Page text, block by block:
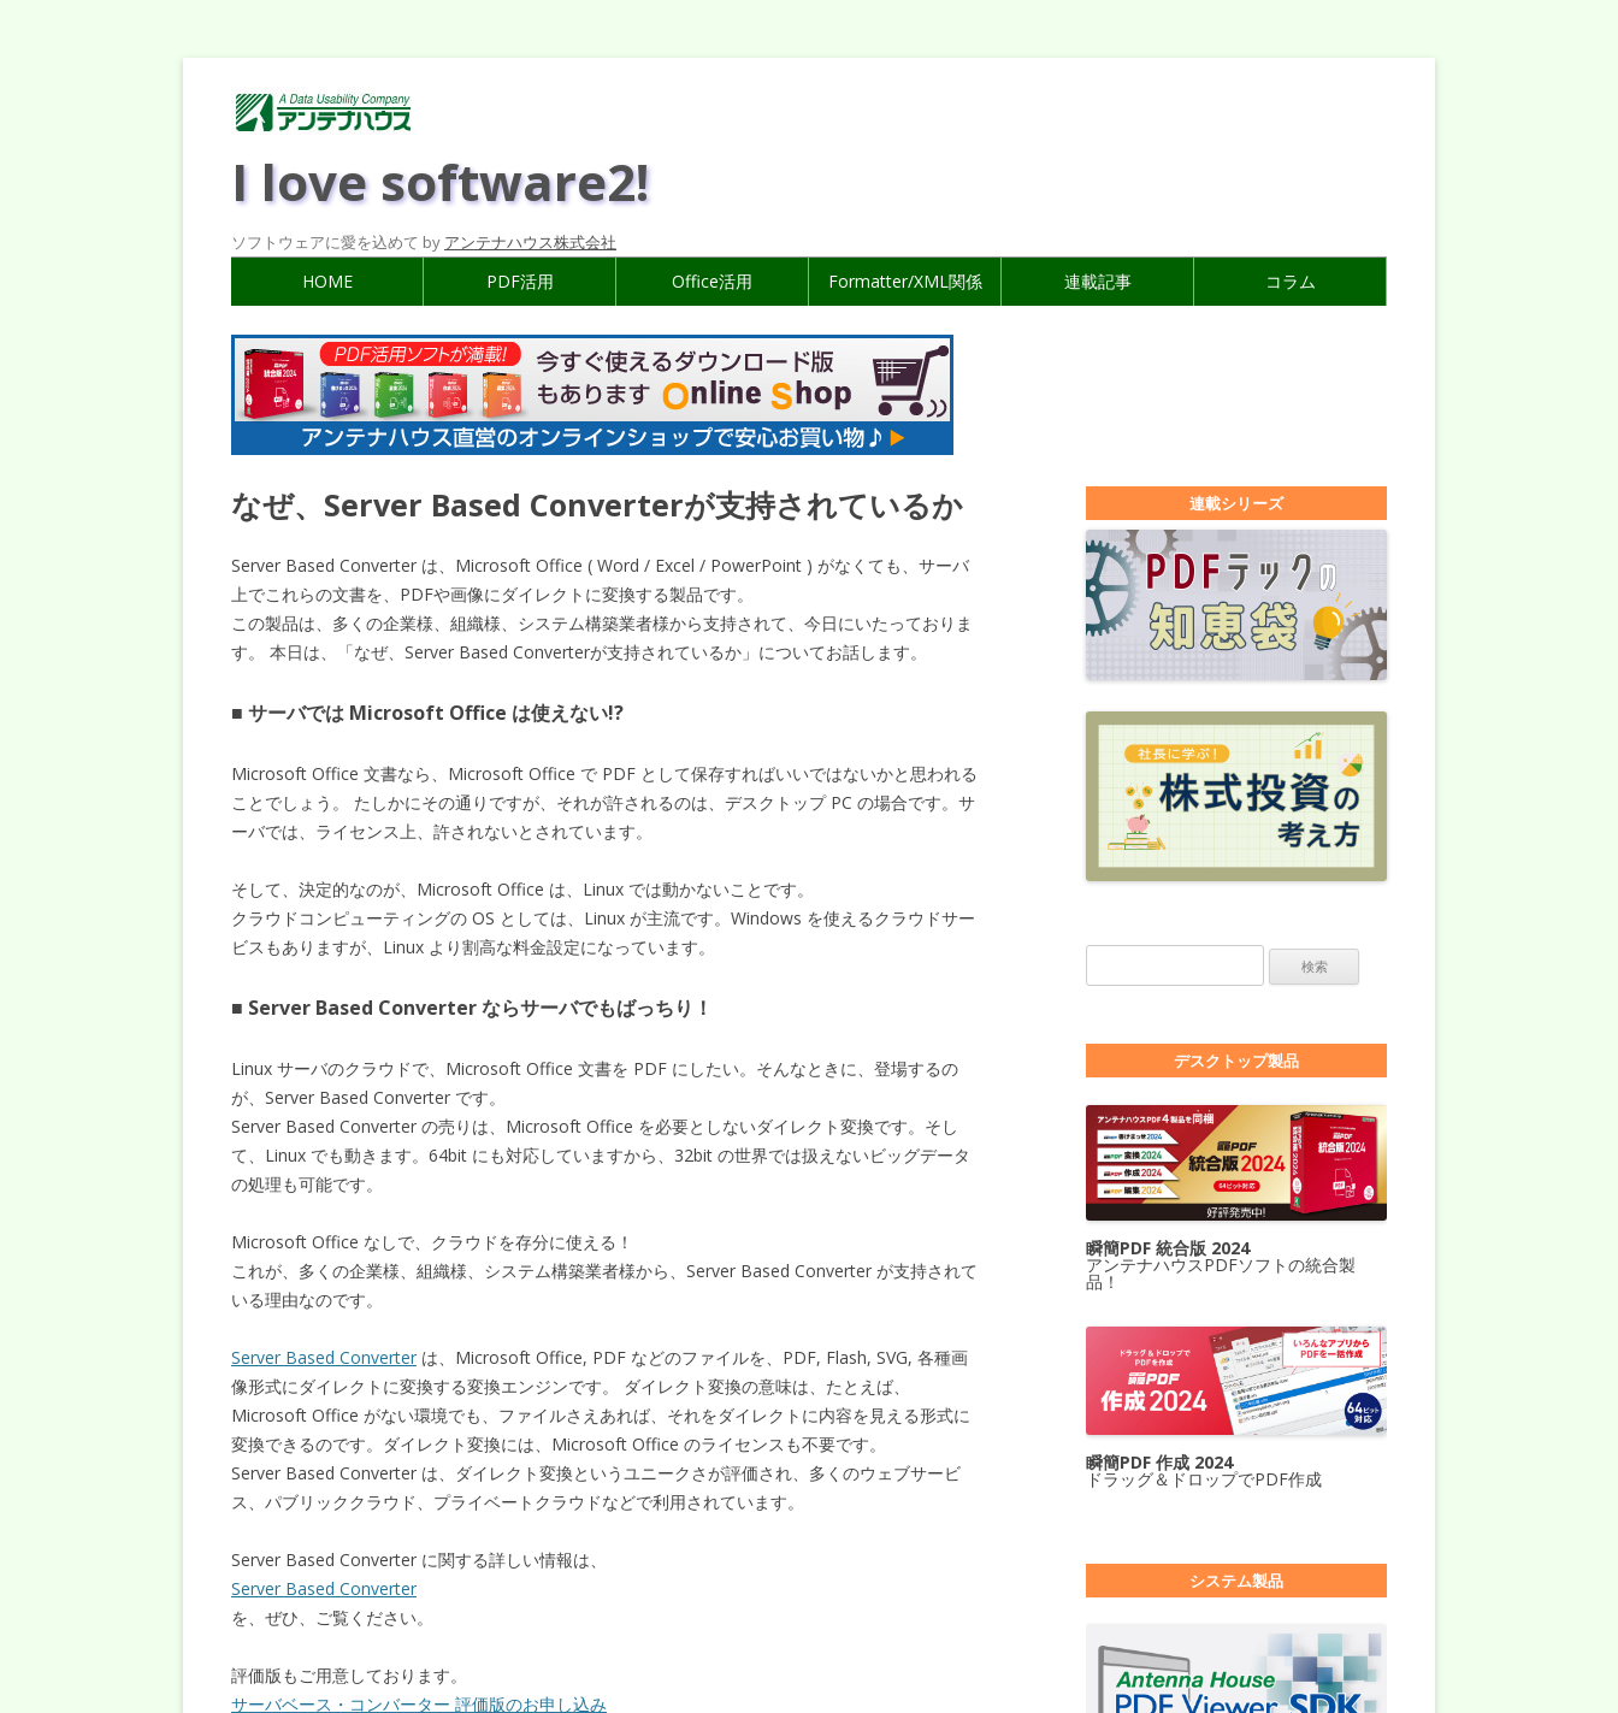
I love software2!
ソフトウェアに愛を込めて by アンテナハウス株式会社
HOME PDF活用 Office活用 Formatter/XML関係 連載記事 コラム
なぜ、Server Based Converterが支持されているか
Server Based Converter は、Microsoft Office ( Word / Excel / PowerPoint ) がなくても、サーバ
上でこれらの文書を、PDFや画像にダイレクトに変換する製品です。
この製品は、多くの企業様、組織様、システム構築業者様から支持されて、今日にいたっておりま
す。 本日は、「なぜ、Server Based Converterが支持されているか」についてお話します。
■ サーバでは Microsoft Office は使えない!?
Microsoft Office 文書なら、Microsoft Office で PDF として保存すればいいではないかと思われる
ことでしょう。 たしかにその通りですが、それが許されるのは、デスクトップ PC の場合です。サ
ーバでは、ライセンス上、許されないとされています。
そして、決定的なのが、Microsoft Office は、Linux では動かないことです。
クラウドコンピューティングの OS としては、Linux が主流です。Windows を使えるクラウドサー
ビスもありますが、Linux より割高な料金設定になっています。
■ Server Based Converter ならサーバでもばっちり！
Linux サーバのクラウドで、Microsoft Office 文書を PDF にしたい。そんなときに、登場するの
が、Server Based Converter です。
Server Based Converter の売りは、Microsoft Office を必要としないダイレクト変換です。そし
て、Linux でも動きます。64bit にも対応していますから、32bit の世界では扱えないビッグデータ
の処理も可能です。
Microsoft Office なしで、クラウドを存分に使える！
これが、多くの企業様、組織様、システム構築業者様から、Server Based Converter が支持されて
いる理由なのです。
Server Based Converter は、Microsoft Office, PDF などのファイルを、PDF, Flash, SVG, 各種画
像形式にダイレクトに変換する変換エンジンです。 ダイレクト変換の意味は、たとえば、
Microsoft Office がない環境でも、ファイルさえあれば、それをダイレクトに内容を見える形式に
変換できるのです。ダイレクト変換には、Microsoft Office のライセンスも不要です。
Server Based Converter は、ダイレクト変換というユニークさが評価され、多くのウェブサービ
ス、パブリッククラウド、プライベートクラウドなどで利用されています。
Server Based Converter に関する詳しい情報は、
Server Based Converter
を、ぜひ、ご覧ください。
評価版もご用意しております。
サーバベース・コンバーター 評価版のお申し込み
連載シリーズ
デスクトップ製品
瞬簡PDF 統合版 2024
アンテナハウスPDFソフトの統合製
品！
瞬簡PDF 作成 2024
ドラッグ＆ドロップでPDF作成
システム製品